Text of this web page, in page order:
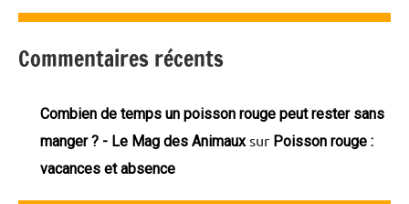
Commentaires récents
Combien de temps un poisson rouge peut rester sans
manger ? - Le Mag des Animauxsur Poisson rouge :
vacances et absence